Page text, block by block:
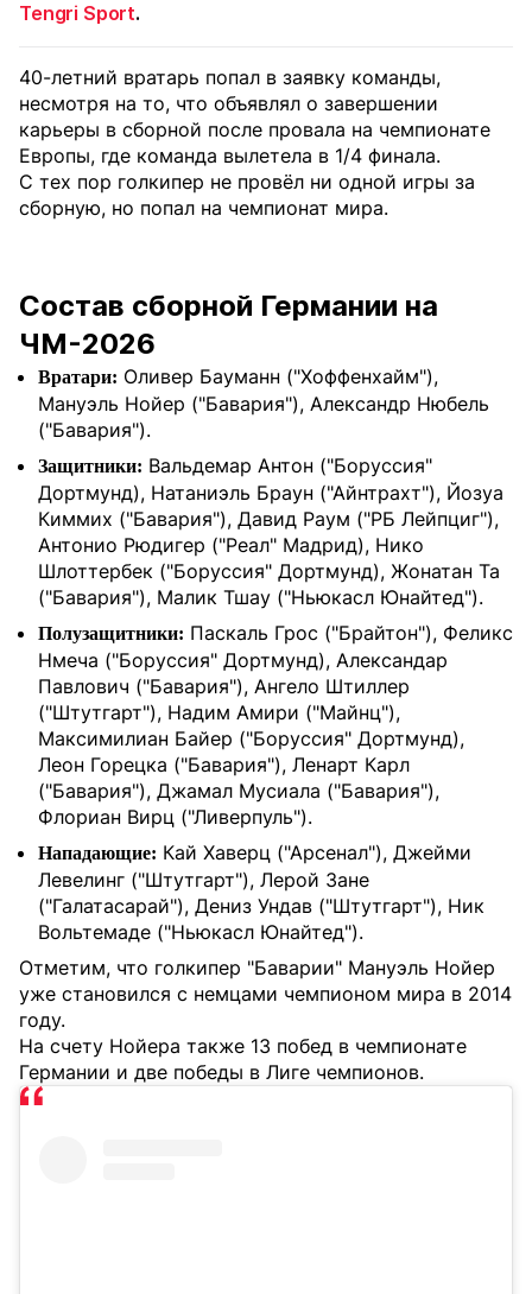
Tengri Sport.
40-летний вратарь попал в заявку команды,
несмотря на то, что объявлял о завершении
карьеры в сборной после провала на чемпионате
Европы, где команда вылетела в 1/4 финала.
С тех пор голкипер не провёл ни одной игры за
сборную, но попал на чемпионат мира.
Состав сборной Германии на
ЧМ-2026
Вратари: Оливер Бауманн ("Хоффенхайм"),
Мануэль Нойер ("Бавария"), Александр Нюбель
("Бавария").
Защитники: Вальдемар Антон ("Боруссия"
Дортмунд), Натаниэль Браун ("Айнтрахт"), Йозуа
Киммих ("Бавария"), Давид Раум ("РБ Лейпциг"),
Антонио Рюдигер ("Реал" Мадрид), Нико
Шлоттербек ("Боруссия" Дортмунд), Жонатан Та
("Бавария"), Малик Тшау ("Ньюкасл Юнайтед").
Полузащитники: Паскаль Грос ("Брайтон"), Феликс
Нмеча ("Боруссия" Дортмунд), Александар
Павлович ("Бавария"), Ангело Штиллер
("Штутгарт"), Надим Амири ("Майнц"),
Максимилиан Байер ("Боруссия" Дортмунд),
Леон Горецка ("Бавария"), Ленарт Карл
("Бавария"), Джамал Мусиала ("Бавария"),
Флориан Вирц ("Ливерпуль").
Нападающие: Кай Хаверц ("Арсенал"), Джейми
Левелинг ("Штутгарт"), Лерой Зане
("Галатасарай"), Дениз Ундав ("Штутгарт"), Ник
Вольтемаде ("Ньюкасл Юнайтед").
Отметим, что голкипер "Баварии" Мануэль Нойер
уже становился с немцами чемпионом мира в 2014
году.
На счету Нойера также 13 побед в чемпионате
Германии и две победы в Лиге чемпионов.